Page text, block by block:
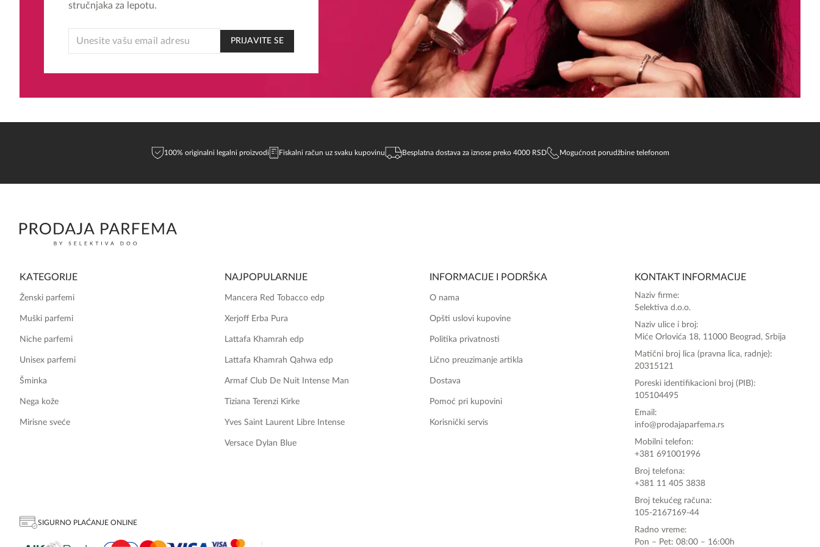
stručnjaka za lepotu.
EMAIL
PRIJAVITE SE
100% originalni legalni proizvodi Fiskalni račun uz svaku kupovinu Besplatna dostava za iznose preko 4000 RSD Mogućnost porudžbine telefonom
KATEGORIJE
Ženski parfemi
Muški parfemi
Niche parfemi
Unisex parfemi
Šminka
Nega kože
Mirisne sveće
NAJPOPULARNIJE
Mancera Red Tobacco edp
Xerjoff Erba Pura
Lattafa Khamrah edp
Lattafa Khamrah Qahwa edp
Armaf Club De Nuit Intense Man
Tiziana Terenzi Kirke
Yves Saint Laurent Libre Intense
Versace Dylan Blue
INFORMACIJE I PODRŠKA
O nama
Opšti uslovi kupovine
Politika privatnosti
Lično preuzimanje artikla
Dostava
Pomoć pri kupovini
Korisnički servis
KONTAKT INFORMACIJE
Naziv firme:
Selektiva d.o.o.
Naziv ulice i broj:
Miće Orlovića 18, 11000 Beograd, Srbija
Matični broj lica (pravna lica, radnje):
20315121
Poreski identifikacioni broj (PIB):
105104495
Email:
info@prodajaparfema.rs
Mobilni telefon:
+381 691001996
Broj telefona:
+381 11 405 3838
Broj tekućeg računa:
105-2167169-44
Radno vreme:
Pon – Pet: 08:00 – 16:00h
SIGURNO PLAĆANJE ONLINE
Zdravo, tu sam da Vam pomognem da
poručite svoj omiljeni parfem danas ali i za